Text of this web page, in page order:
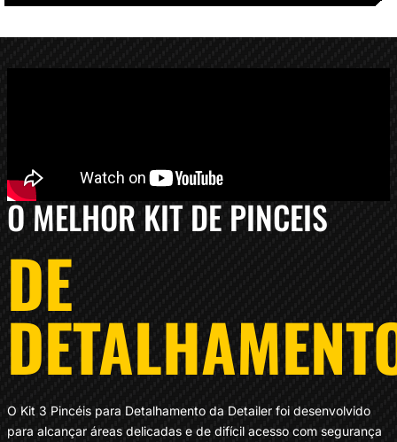
O MELHOR KIT DE PINCEIS
DE
O Kit 3 Pincéis para Detalhamento da Detailer foi desenvolvido
para alcançar áreas delicadas e de difícil acesso com segurança